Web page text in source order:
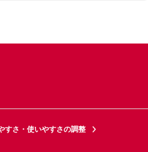
すさ・使いやすさの調整